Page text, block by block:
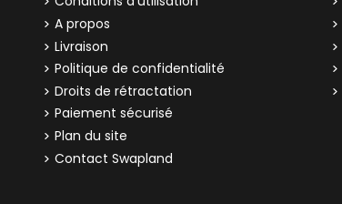
A propos
Livraison
Politique de confidentialité
Droits de rétractation
Paiement sécurisé
Plan du site
Contact Swapland